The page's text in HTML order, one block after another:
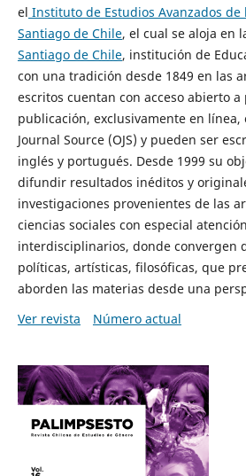
el Instituto de Estudios Avanzados
Santiago de Chile, el cual se aloja en
Santiago de Chile, institución de
con una tradición desde 1849 en las
escritos cuentan con acceso abierto
publicación, exclusivamente en
Journal Source (OJS) y pueden ser
inglés y portugués. Desde 1999 su
difundir resultados inéditos y
investigaciones provenientes de las
ciencias sociales con especial
interdisciplinarios, donde convergen
políticas, artísticas, filosóficas, que
aborden las materias desde una
Ver revista
Número actual